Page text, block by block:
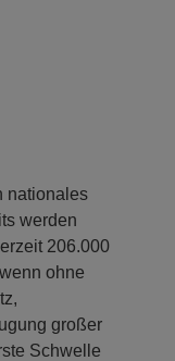
nationales
werden
206.000
ohne
großer
Schwelle